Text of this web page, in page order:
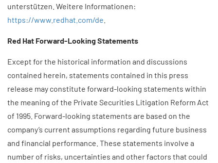
unterstützen. Weitere Informationen:
https://www.redhat.com/de
Red Hat Forward-Looking Statements
Except for the historical information and discussions
contained herein, statements contained in this press
release may constitute forward-looking statements within
the meaning of the Private Securities Litigation Reform Act
of 1995. Forward-looking statements are based on the
company’s current assumptions regarding future business
and financial performance. These statements involve a
number of risks, uncertainties and other factors that could